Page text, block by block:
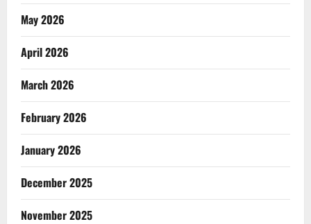
May 2026
April 2026
March 2026
February 2026
January 2026
December 2025
November 2025